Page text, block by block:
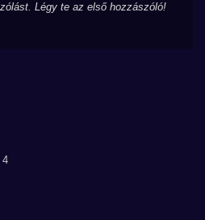
Légy te az első hozzászóló!
4